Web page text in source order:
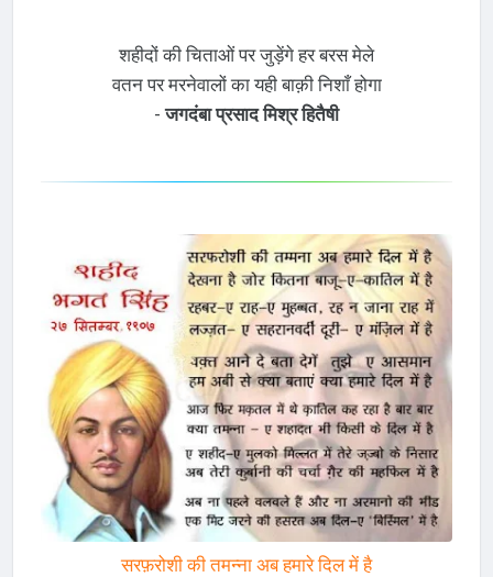
शहीदों की चिताओं पर जुड़ेंगे हर बरस मेले
वतन पर मरनेवालों का यही बाक़ी निशाँ होगा
-जगदंबा प्रसाद मिश्र हितैषी
सरफ़रोशी की तमन्ना अब हमारे दिल में है